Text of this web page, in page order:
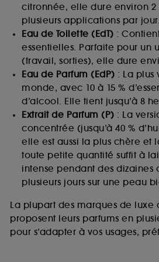
citronnée, elle dure environ 2
plusieurs applications par jour.
Eau de Toilette (EdT) :
essentielles. Parfaite pour un
(travail, sorties), elle dure
Eau de Parfum (EdP) : La plus
monde, avec 10 à 15 %
d’alcool. Elle tient jusqu’à 8
Extrait de Parfum (P) : La
concentrée (jusqu’à 40 %
elle est aussi la plus chère et
toute petite quantité suffit à
intense pendant des dizaines
plusieurs jours sur une peau
La plupart des marques de luxe
proposent leurs parfums en
pour s’adapter à vos usages,